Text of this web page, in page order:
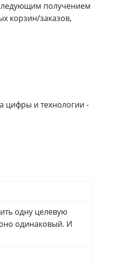
получением
корзин/заказов,
цифры и технологии -
одну целевую
одинаковый. И